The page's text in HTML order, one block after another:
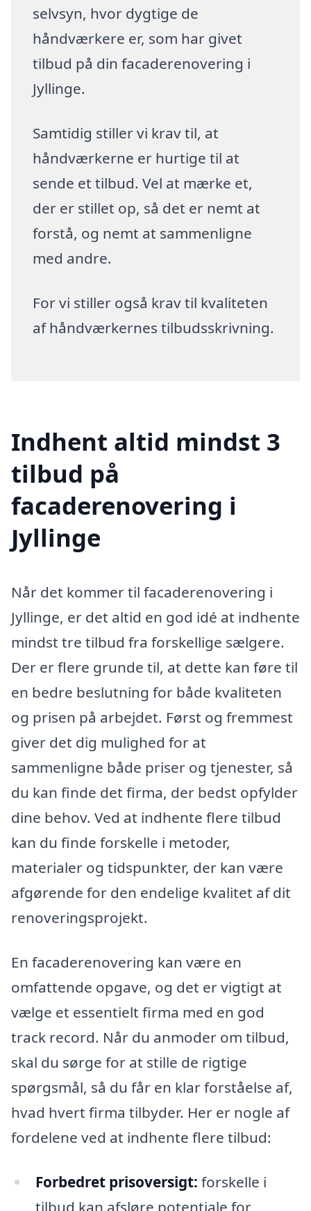
selvsyn, hvor dygtige de
håndværkere er, som har givet
tilbud på din facaderenovering i
Jyllinge.
Samtidig stiller vi krav til, at
håndværkerne er hurtige til at
sende et tilbud. Vel at mærke et,
der er stillet op, så det er nemt at
forstå, og nemt at sammenligne
med andre.
For vi stiller også krav til kvaliteten
af håndværkernes tilbudsskrivning.
Indhent altid mindst 3
tilbud på
facaderenovering i
Jyllinge
Når det kommer til facaderenovering i
Jyllinge, er det altid en god idé at indhente
mindst tre tilbud fra forskellige sælgere.
Der er flere grunde til, at dette kan føre til
en bedre beslutning for både kvaliteten
og prisen på arbejdet. Først og fremmest
giver det dig mulighed for at
sammenligne både priser og tjenester, så
du kan finde det firma, der bedst opfylder
dine behov. Ved at indhente flere tilbud
kan du finde forskelle i metoder,
materialer og tidspunkter, der kan være
afgørende for den endelige kvalitet af dit
renoveringsprojekt.
En facaderenovering kan være en
omfattende opgave, og det er vigtigt at
vælge et essentielt firma med en god
track record. Når du anmoder om tilbud,
skal du sørge for at stille de rigtige
spørgsmål, så du får en klar forståelse af,
hvad hvert firma tilbyder. Her er nogle af
fordelene ved at indhente flere tilbud:
Forbedret prisoversigt: forskelle i
tilbud kan afsløre potentiale for